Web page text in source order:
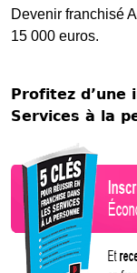
Devenir franchisé
15 000 euros.
Profitez
Services à la